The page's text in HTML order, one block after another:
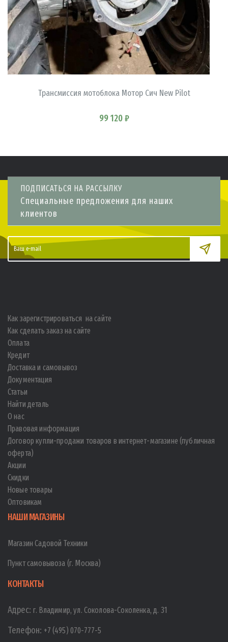
Трансмиссия мотоблока Мотор Сич New Pilot
99 120 ₽
В КОРЗИНУ
ПОДПИСАТЬСЯ НА РАССЫЛКУ
Специальные предложения для наших
клиентов
Как зарегистрироваться на сайте
Как сделать заказ на сайте
Оплата
Кредит
Доставка и самовывоз
Документация
Статьи
Найти деталь
О нас
Правовая информация
Договор купли-продажи товаров в интернет-магазине (публичная
оферта)
Акции
Скидки
Новые товары
Оптовикам
НАШИ МАГАЗИНЫ
Магазин Садовой Техники
Пункт самовывоза (г. Москва)
КОНТАКТЫ
Адрес:г. Владимир, ул. Соколова-Соколенка, д. 31
Телефон: +7 (495) 070-777-5